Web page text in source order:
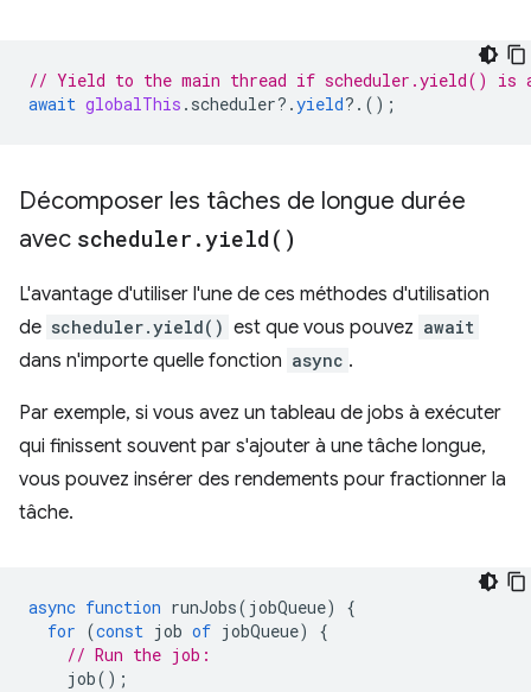
// Yield to the main thread if scheduler.yield() is
await globalThis . scheduler? .yield? .();
Décomposer les tâches de longue durée
avec scheduler .yield( )
L'avantage d'utiliser l'une de ces méthodes d'utilisation
de scheduler.yield() est que vous pouvez await
dans n'importe quelle fonction async .
Par exemple, si vous avez un tableau de jobs à exécuter
qui finissent souvent par s'ajouter à une tâche longue,
vous pouvez insérer des rendements pour fractionner la
tâche.
async function runJobs( jobQueue)
{
for (const job of jobQueue)
{
// Run the job:
job();